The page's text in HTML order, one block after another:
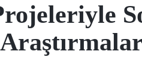
Araştırmalar